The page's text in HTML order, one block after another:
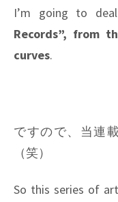
I’m going to
Records”, from
curves.
ですので、当連
（笑）
So this series of